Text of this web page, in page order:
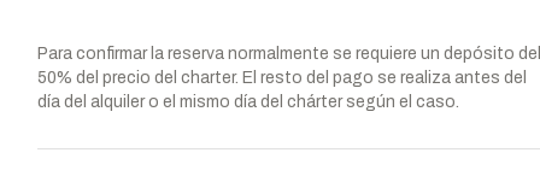
Para confirmar la reserva normalmente se requiere un depósito
50% del precio del charter. El resto del pago se realiza antes del
día del alquiler o el mismo día del chárter según el caso.